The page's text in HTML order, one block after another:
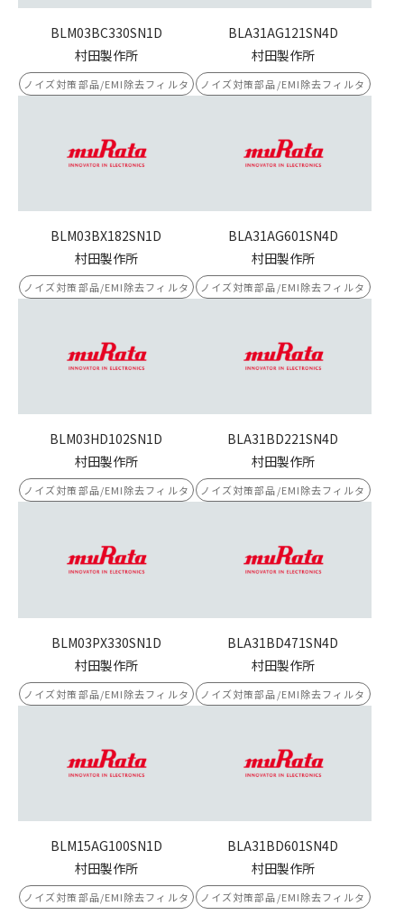
BLM03BC330SN1D
村田製作所
ノイズ対策部品/EMI除去フィルタ
BLA31AG121SN4D
村田製作所
ノイズ対策部品/EMI除去フィルタ
BLM03BX182SN1D
村田製作所
ノイズ対策部品/EMI除去フィルタ
BLA31AG601SN4D
村田製作所
ノイズ対策部品/EMI除去フィルタ
BLM03HD102SN1D
村田製作所
ノイズ対策部品/EMI除去フィルタ
BLA31BD221SN4D
村田製作所
ノイズ対策部品/EMI除去フィルタ
BLM03PX330SN1D
村田製作所
ノイズ対策部品/EMI除去フィルタ
BLA31BD471SN4D
村田製作所
ノイズ対策部品/EMI除去フィルタ
BLM15AG100SN1D
村田製作所
ノイズ対策部品/EMI除去フィルタ
BLA31BD601SN4D
村田製作所
ノイズ対策部品/EMI除去フィルタ